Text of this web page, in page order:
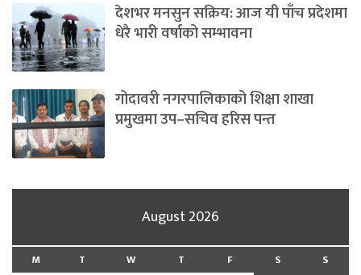
देशभर मनसुन सक्रिय: आज यी पाँच प्रदेशमा
धेरै भारी वर्षाको सम्भावना
गोदावरी नगरपालिकाको शिक्षा शाखा
प्रमुखमा उप–सचिव हरिस पन्त
August 2026
M T W T F S
S